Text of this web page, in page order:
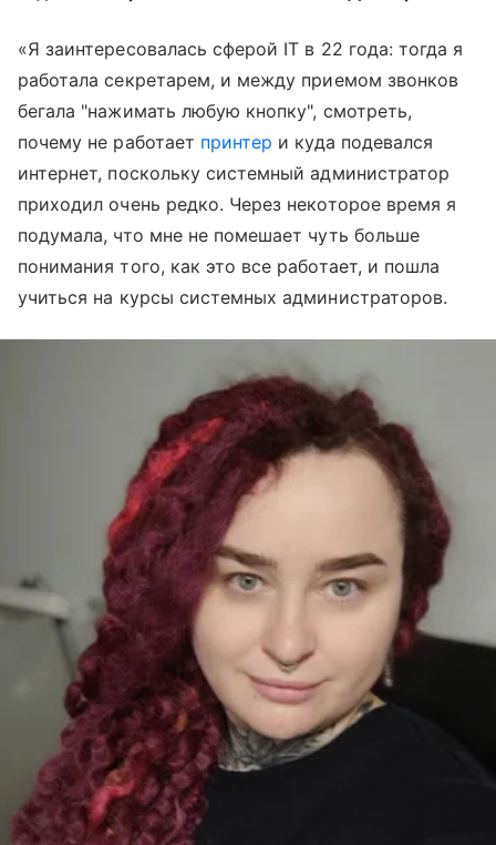
«Я заинтересовалась сферой IT в 22 года: тогда я
работала секретарем, и между приемом звонков
бегала "нажимать любую кнопку", смотреть,
почему не работает принтер и куда подевался
интернет, поскольку системный администратор
приходил очень редко. Через некоторое время я
подумала, что мне не помешает чуть больше
понимания того, как это все работает, и пошла
учиться на курсы системных администраторов.